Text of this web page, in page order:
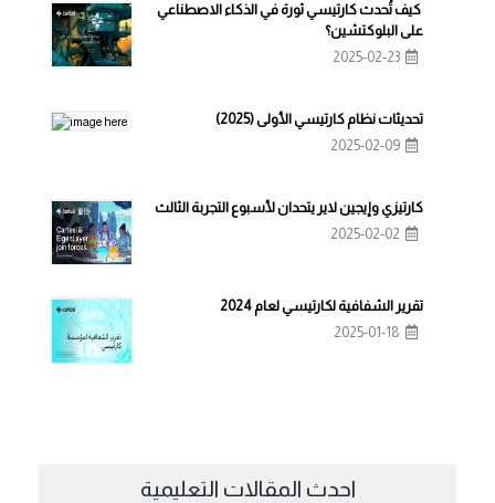
كيف تُحدث كارتيسي ثورة في الذكاء الاصطناعي
على البلوكتشين؟
2025-02-23
تحديثات نظام كارتيسي الأولى (2025)
2025-02-09
كارتيزي وإيجين لاير يتحدان لأسبوع التجربة الثالث
2025-02-02
تقرير الشفافية لكارتيسي لعام 2024
2025-01-18
احدث المقالات التعليمية